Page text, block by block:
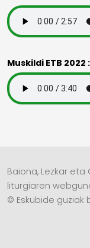
Muskildi ETB 2022 :
Baiona, Lezkar
liturgiaren
© Eskubide guziak